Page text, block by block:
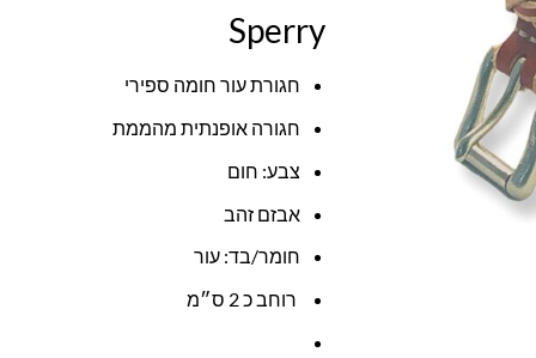
Sperry
חגורת עור חומה ספירי
חגורה אופנתית מהממת
צבע: חום
אבזם זהב
חומר/בד: עור
רוחב כ 2 ס״מ